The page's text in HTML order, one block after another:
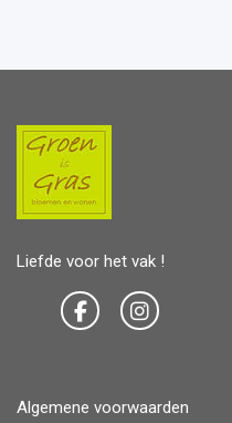
Liefde voor het vak !
Algemene voorwaarden